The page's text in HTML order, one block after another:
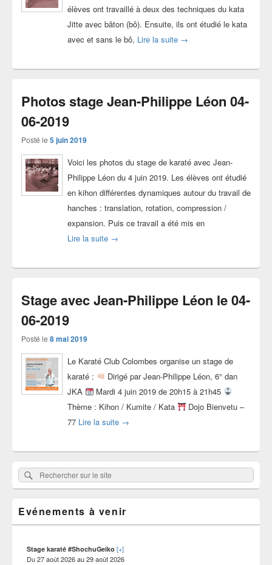
élèves ont travaillé à deux des techniques du kata
Jitte avec bâton (bô). Ensuite, ils ont étudié le kata
avec et sans le bô, Lire la suite Photos stage
→
Photos stage Jean-Philippe Léon 04-
06-2019
Posté le 5 juin 2019
Voici les photos du stage de karaté avec Jean-
Philippe Léon du 4 juin 2019. Les élèves ont étudié
en kihon différentes dynamiques autour du travail de
hanches : translation, rotation, compression /
expansion. Puis ce travail a été mis en
Lire la suite Photos stage Jean-Philippe Léon 04-06-2019
→
Stage avec Jean-Philippe Léon le 04-
06-2019
Posté le 8 mai 2019
Le Karaté Club Colombes organise un stage de
karaté :
Dirigé par Jean-Philippe Léon, 6° dan
JKA
Mardi 4 juin 2019 de 20h15 à 21h45
Thème : Kihon / Kumite / Kata
Dojo Bienvetu –
77 Lire la suite Stage avec Jean-Philippe Léon le 04-06-
→
Zone
principale
de
pour
Rechercher :
Rechercher
sur
site
Evénements à venir
Stage karaté #ShochuGeiko [+]
Du27 août 2026au29 août 2026